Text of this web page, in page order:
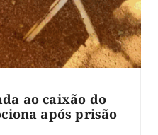
ao caixão do
após prisão